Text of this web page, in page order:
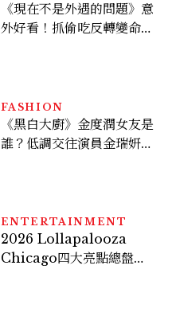
《現在不是外遇的問題》意
外好看！抓偷吃反轉變命
看點懶人包
FASHION
《黑白大廚》金度潤女友是
誰？低調交往演員金瑞妍、
ENTERTAINMENT
2026 Lollapalooza
Chicago四大亮點總盤